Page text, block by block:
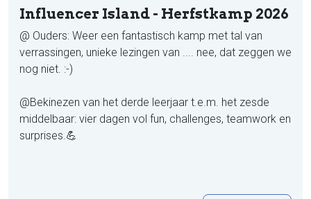
Influencer Island - Herfstkamp 2026
@ Ouders: Weer een fantastisch kamp met tal van
verrassingen, unieke lezingen van .... nee, dat zeggen we
nog niet. :-)
@Bekinezen van het derde leerjaar t.e.m. het zesde
middelbaar: vier dagen vol fun, challenges, teamwork en
surprises.💪